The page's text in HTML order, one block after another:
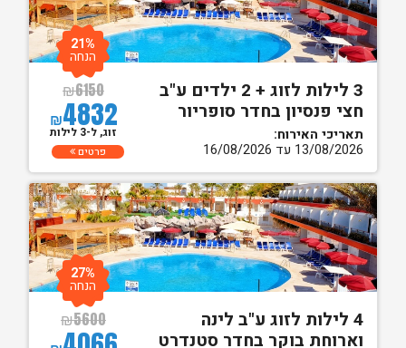
3 לילות לזוג + 2 ילדים ע"ב
חצי פנסיון בחדר סופריור
תאריכי האירוח:
13/08/2026 עד 16/08/2026
₪6150
₪4832
21%
הנחה
זוג, ל-3 לילות
פרטים
4 לילות לזוג ע"ב לינה
וארוחת בוקר בחדר סטנדרט
₪5600
27%
הנחה